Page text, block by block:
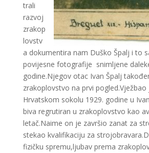
trali
razvoj
zrakop
lovstv
a dokumentira nam Duško Špalj i to
povijesne fotografije snimljene
godine.Njegov otac Ivan Špalj
zrakoplovstvo na prvi
Hrvatskom sokolu 1929. godine u
biva regrutiran u zrakoplovstvo kao
letač.Naime on je završio zanat za
stekao kvalifikaciju za
fizičku spremu,ljubav prema